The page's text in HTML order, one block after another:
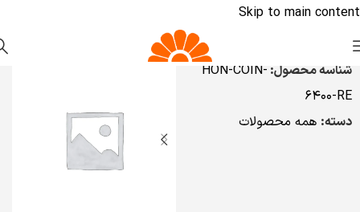
Skip to main content
شناسه محصول: HON-COIN-
6400-RE
دسته: همه محصولات